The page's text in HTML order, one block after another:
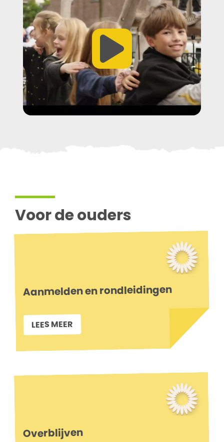
Bekijk video
Voor de ouders
Aanmelden en rondleidingen
LEES MEER
Overblijven